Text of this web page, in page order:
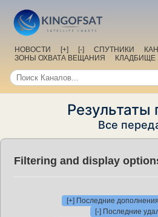
НОВОСТИ [+] [-] СПУТНИКИ
ЗОНЫ ОХВАТА ВЕЩАНИЯ
КЛАДБИЩЕ
Результаты
Все
Filtering and display
[+] Последние
[-] Последние